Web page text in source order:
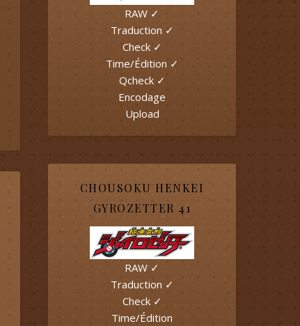
RAW ✓
Traduction ✓
Check ✓
Time/Édition ✓
Qcheck ✓
Encodage
Upload
CHOUSOKU HENKEI
GYROZETTER 41
RAW ✓
Traduction ✓
Check ✓
Time/Édition